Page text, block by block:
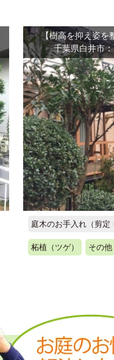
【樹高を抑え姿を
千葉県白井市
庭木のお手入れ（剪定
柘植（ツゲ） その他